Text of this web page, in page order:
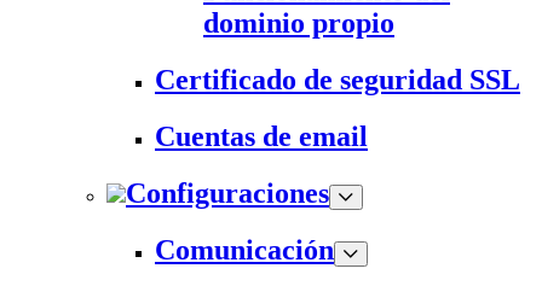
dominio propio
Certificado de seguridad SSL
Cuentas de email
Configuraciones
Comunicación